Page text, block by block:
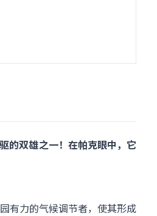
双雄之一！在帕克眼中，它
有力的气候调节者，使其形成